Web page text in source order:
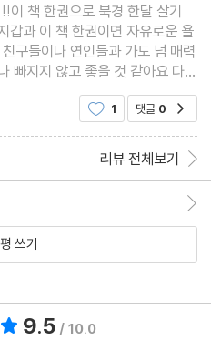
브런치 카페
렌디한 후통의 대표 주자
SNS를 달군 핫한 카페
그대로 담아낸 무지 카페
이 책 한권으로 북경 한달 살기
갑과 이 책 한권이면 자유로운 욜
구들이나 연인들과 가도 넘 매력
빠지지 않고 좋을 것 같아요 다른
요~ 물론 현지에서 살고 느끼고
만 ㅎㅎㅎ 재밌
1 댓글 0
리뷰 전체보기
쓰기
9.5 / 10.0